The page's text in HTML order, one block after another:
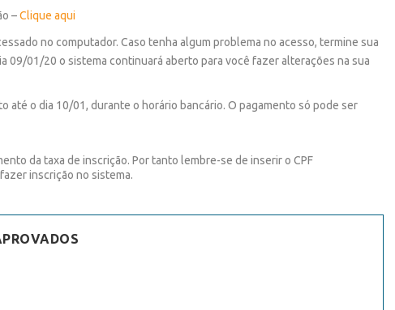
–Clique aqui
no computador. Caso tenha algum problema no acesso, termine sua
09/01/20 o sistema continuará aberto para você fazer alterações na sua
até o dia 10/01, durante o horário bancário. O pagamento só pode ser
da taxa de inscrição. Por tanto lembre-se de inserir o CPF
inscrição no sistema.